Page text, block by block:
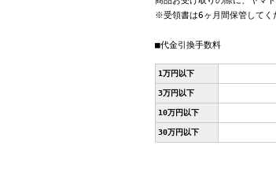
※受領書は6ヶ月間保管してく
■代金引換手数料
1万円以下
3万円以下
10万円以下
30万円以下